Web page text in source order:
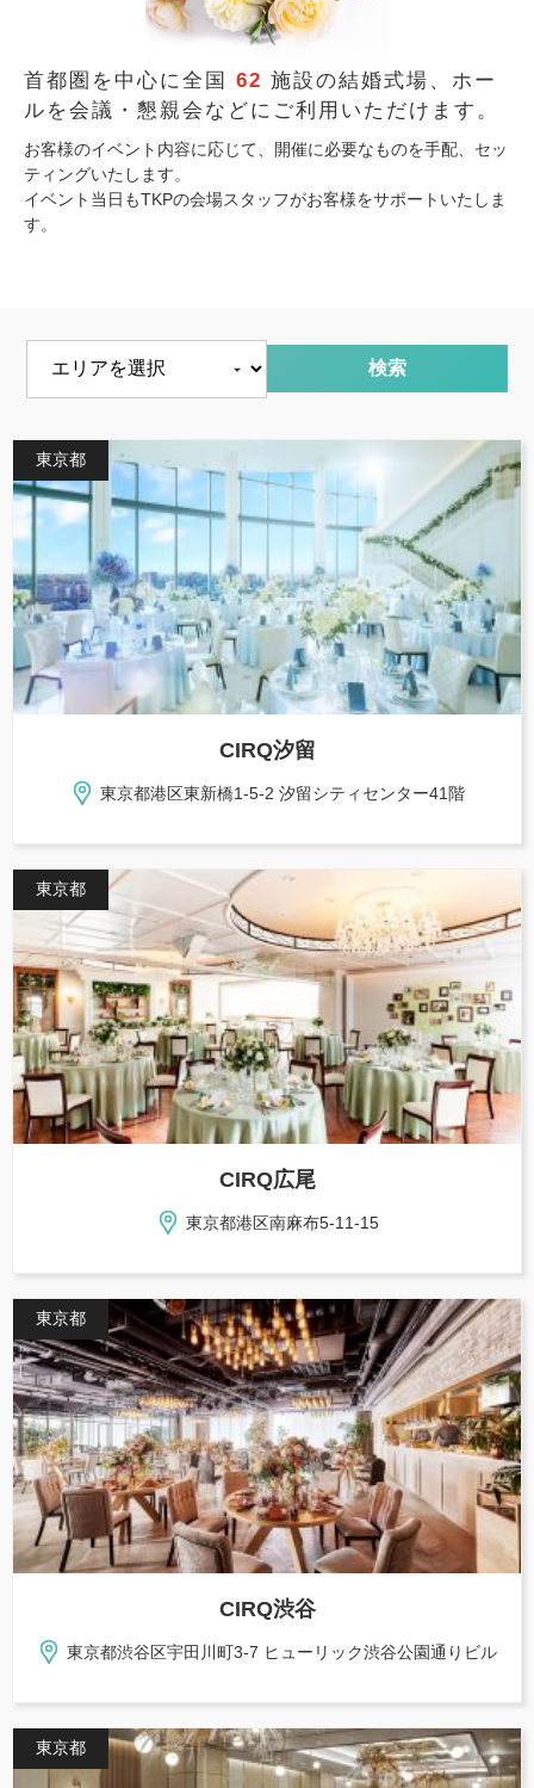
首都圏を中心に全国 62 施設の結婚式場、 ホー
ルを会議・懇親会などにご利用いただけます。
お客様のイベント内容に応じて、開催に必要なものを手配、セッ
ティングいたします。
イベント当日もTKPの会場スタッフがお客様をサポートいたしま
す。
東京都
CIRQ汐留
東京都港区東新橋1-5-2 汐留シティセンター41階
東京都
CIRQ広尾
東京都港区南麻布5-11-15
東京都
CIRQ渋谷
東京都渋谷区宇田川町3-7 ヒューリック渋谷公園通りビル
東京都